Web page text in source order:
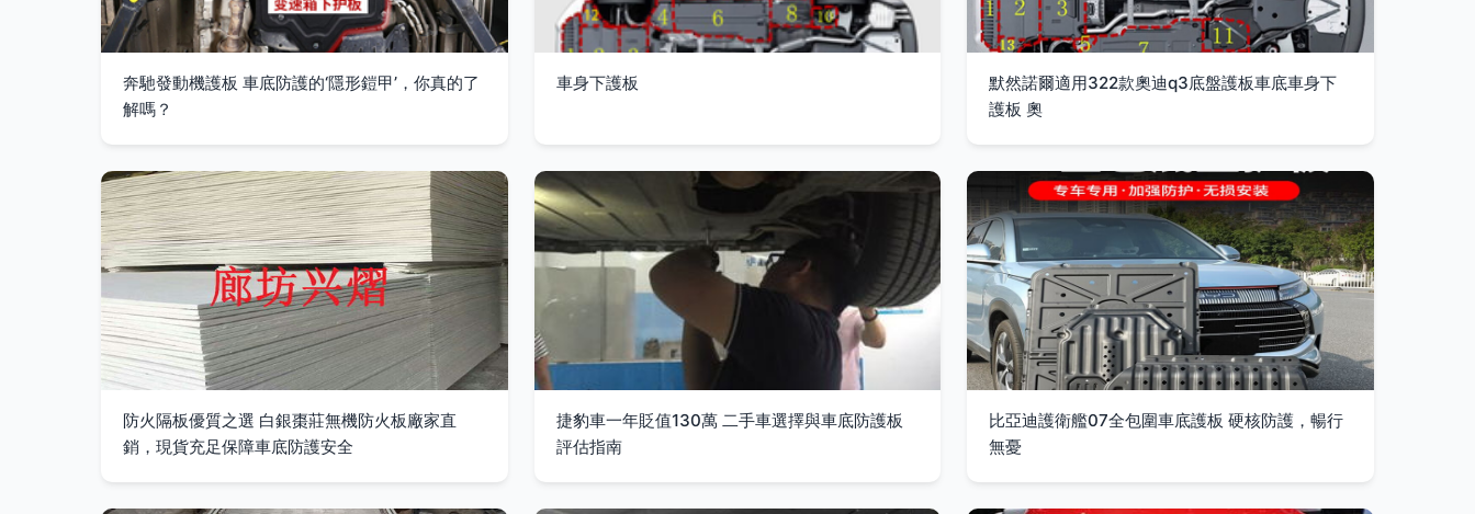
奔馳發動機護板 車底防護的‘隱形鎧甲’，你真的了
解嗎？
車身下護板
默然諾爾適用322款奧迪q3底盤護板車底車身下
護板 奧
防火隔板優質之選 白銀棗莊無機防火板廠家直
銷，現貨充足保障車底防護安全
捷豹車一年貶值130萬 二手車選擇與車底防護板
評估指南
比亞迪護衛艦07全包圍車底護板 硬核防護，暢行
無憂